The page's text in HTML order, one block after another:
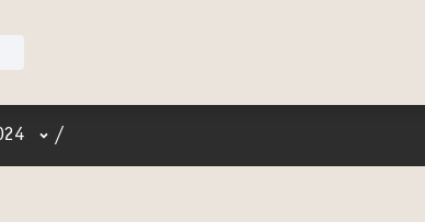
Menú de usuario
/